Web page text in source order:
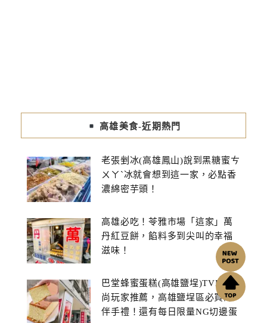
高雄美食-近期熱門
老張剉冰(高雄鳳山)說到黑糖蜜ㄘ
ㄨㄚˋ冰就會想到這一家，必點香
濃綿密芋頭！
高雄必吃！苓雅市場「這家」萬
丹紅豆餅，餡料多到尖叫的幸福
滋味！
巴堂蜂蜜蛋糕(高雄鹽埕)TVBS食
尚玩家推薦，高雄鹽埕區必買的
伴手禮！還有每日限量NG切邊蛋